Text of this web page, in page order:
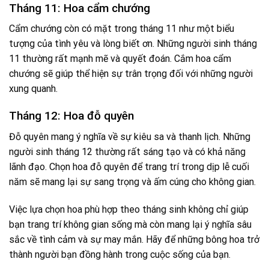
Tháng 11: Hoa cẩm chướng
Cẩm chướng còn có mặt trong tháng 11 như một biểu
tượng của tình yêu và lòng biết ơn. Những người sinh tháng
11 thường rất mạnh mẽ và quyết đoán. Cắm hoa cẩm
chướng sẽ giúp thể hiện sự trân trọng đối với những người
xung quanh.
Tháng 12: Hoa đỗ quyên
Đỗ quyên mang ý nghĩa về sự kiêu sa và thanh lịch. Những
người sinh tháng 12 thường rất sáng tạo và có khả năng
lãnh đạo. Chọn hoa đỗ quyên để trang trí trong dịp lễ cuối
năm sẽ mang lại sự sang trọng và ấm cúng cho không gian.
Việc lựa chọn hoa phù hợp theo tháng sinh không chỉ giúp
bạn trang trí không gian sống mà còn mang lại ý nghĩa sâu
sắc về tình cảm và sự may mắn. Hãy để những bông hoa trở
thành người bạn đồng hành trong cuộc sống của bạn.